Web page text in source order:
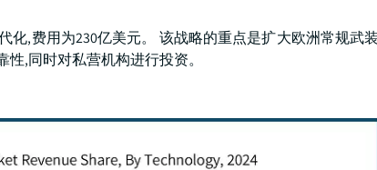
化,费用为230亿美元。 该战略的重点是扩大欧洲常规武
,同时对私营机构进行投资。